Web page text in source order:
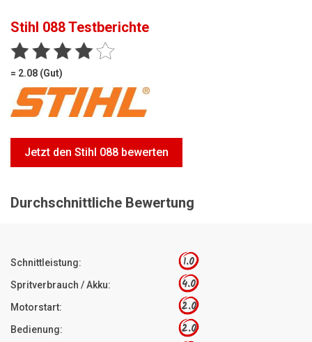
Teleskoplader
Rasentraktoren
Hoflader
Jetzt Bewerten
Stihl 088Testberichte
= 2.08 (Gut)
Jetzt den Stihl 088 bewerten
Durchschnittliche Bewertung
Schnittleistung: 1.0
Spritverbrauch / Akku: 4.0
Motorstart: 2.0
Bedienung: 2.0